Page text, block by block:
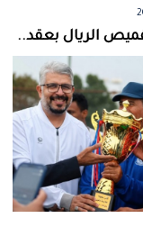
الريال بعقد..